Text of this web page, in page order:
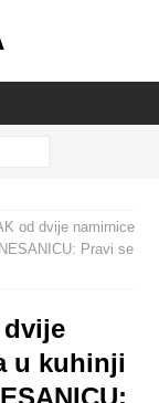
od dvije namirnice
Pravi se
dvije
u kuhinji